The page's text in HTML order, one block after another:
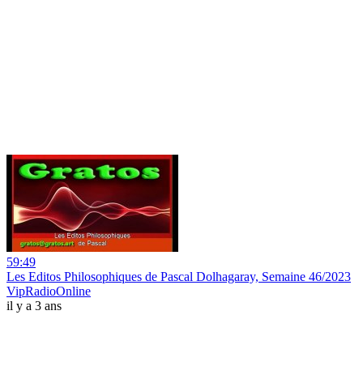
59:49
Les Editos Philosophiques de Pascal Dolhagaray, Semaine 46/2023
VipRadioOnline
il y a 3 ans